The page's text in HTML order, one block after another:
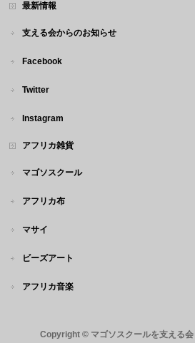
最新情報
支える会からのお知らせ
Facebook
Twitter
Instagram
アフリカ雑貨
マゴソスクール
アフリカ布
マサイ
ビーズアート
アフリカ音楽
Copyright © マゴソスクールを支える会